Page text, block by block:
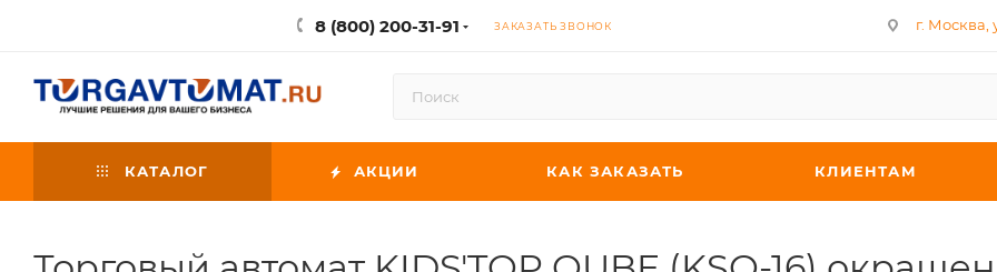
8 (800) 200-31-91 ЗАКАЗАТЬ ЗВОНОК г. Москва,
КАТАЛОГ АКЦИИ КАК ЗАКАЗАТЬ КЛИЕНТАМ